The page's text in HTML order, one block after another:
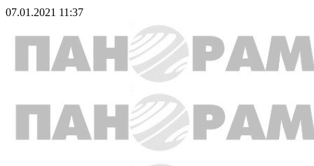
07.01.2021 11:37